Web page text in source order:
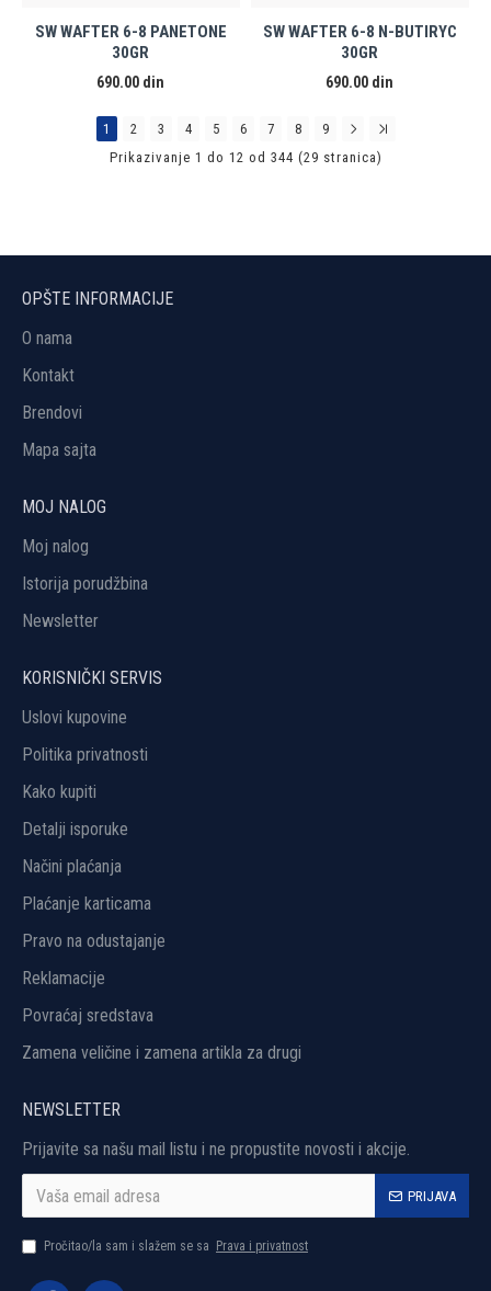
SW WAFTER 6-8 PANETONE
30GR
690.00 din
SW WAFTER 6-8 N-BUTIRYC
30GR
690.00 din
1 2 3 4 5 6 7 8
9
Prikazivanje 1 do 12 od 344 (29 stranica)
OPŠTE INFORMACIJE
O nama
Kontakt
Brendovi
Mapa sajta
MOJ NALOG
Moj nalog
Istorija porudžbina
Newsletter
KORISNIČKI SERVIS
Uslovi kupovine
Politika privatnosti
Kako kupiti
Detalji isporuke
Načini plaćanja
Plaćanje karticama
Pravo na odustajanje
Reklamacije
Povraćaj sredstava
Zamena veličine i zamena artikla za drugi
NEWSLETTER
Prijavite sa našu mail listu i ne propustite novosti i akcije.
PRIJAVA
Pročitao/la sam i slažem se sa Prava i privatnost